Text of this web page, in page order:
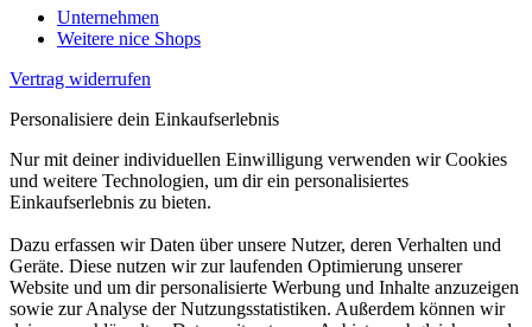
Unternehmen
Weitere nice Shops
Vertrag widerrufen
Personalisiere dein Einkaufserlebnis
Nur mit deiner individuellen Einwilligung verwenden wir Cookies
und weitere Technologien, um dir ein personalisiertes
Einkaufserlebnis zu bieten.
Dazu erfassen wir Daten über unsere Nutzer, deren Verhalten und
Geräte. Diese nutzen wir zur laufenden Optimierung unserer
Website und um dir personalisierte Werbung und Inhalte anzuzeigen
sowie zur Analyse der Nutzungsstatistiken. Außerdem können wir